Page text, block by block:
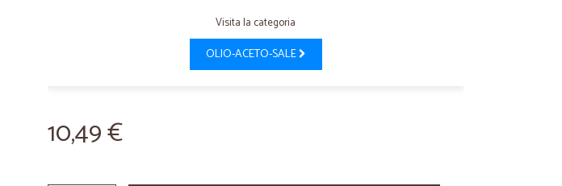
Visita la categoria
OLIO-ACETO-SALE
10,49 €